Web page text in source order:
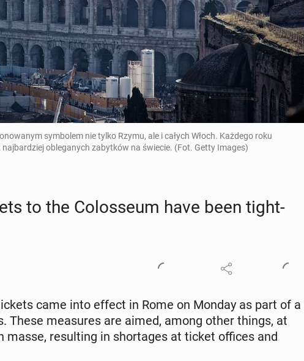
symbolem nie tylko Rzymu, ale i całych Włoch. Każdego roku
obleganych zabytków na świecie. (Fot. Getty Images)
to the Colos­se­um have been tight­
came into effect in Rome on Monday as part of a
These mea­sures are aimed, among other things, at
masse, re­sult­ing in short­ages at ticket offices and